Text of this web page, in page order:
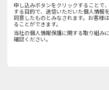
申し込みボタンをクリックすることで
する目的で、送信いただいた個人情報
同意したものとみなされます。お客様
ることができます。
当社の個人情報保護に関する取り組みに
確認ください。